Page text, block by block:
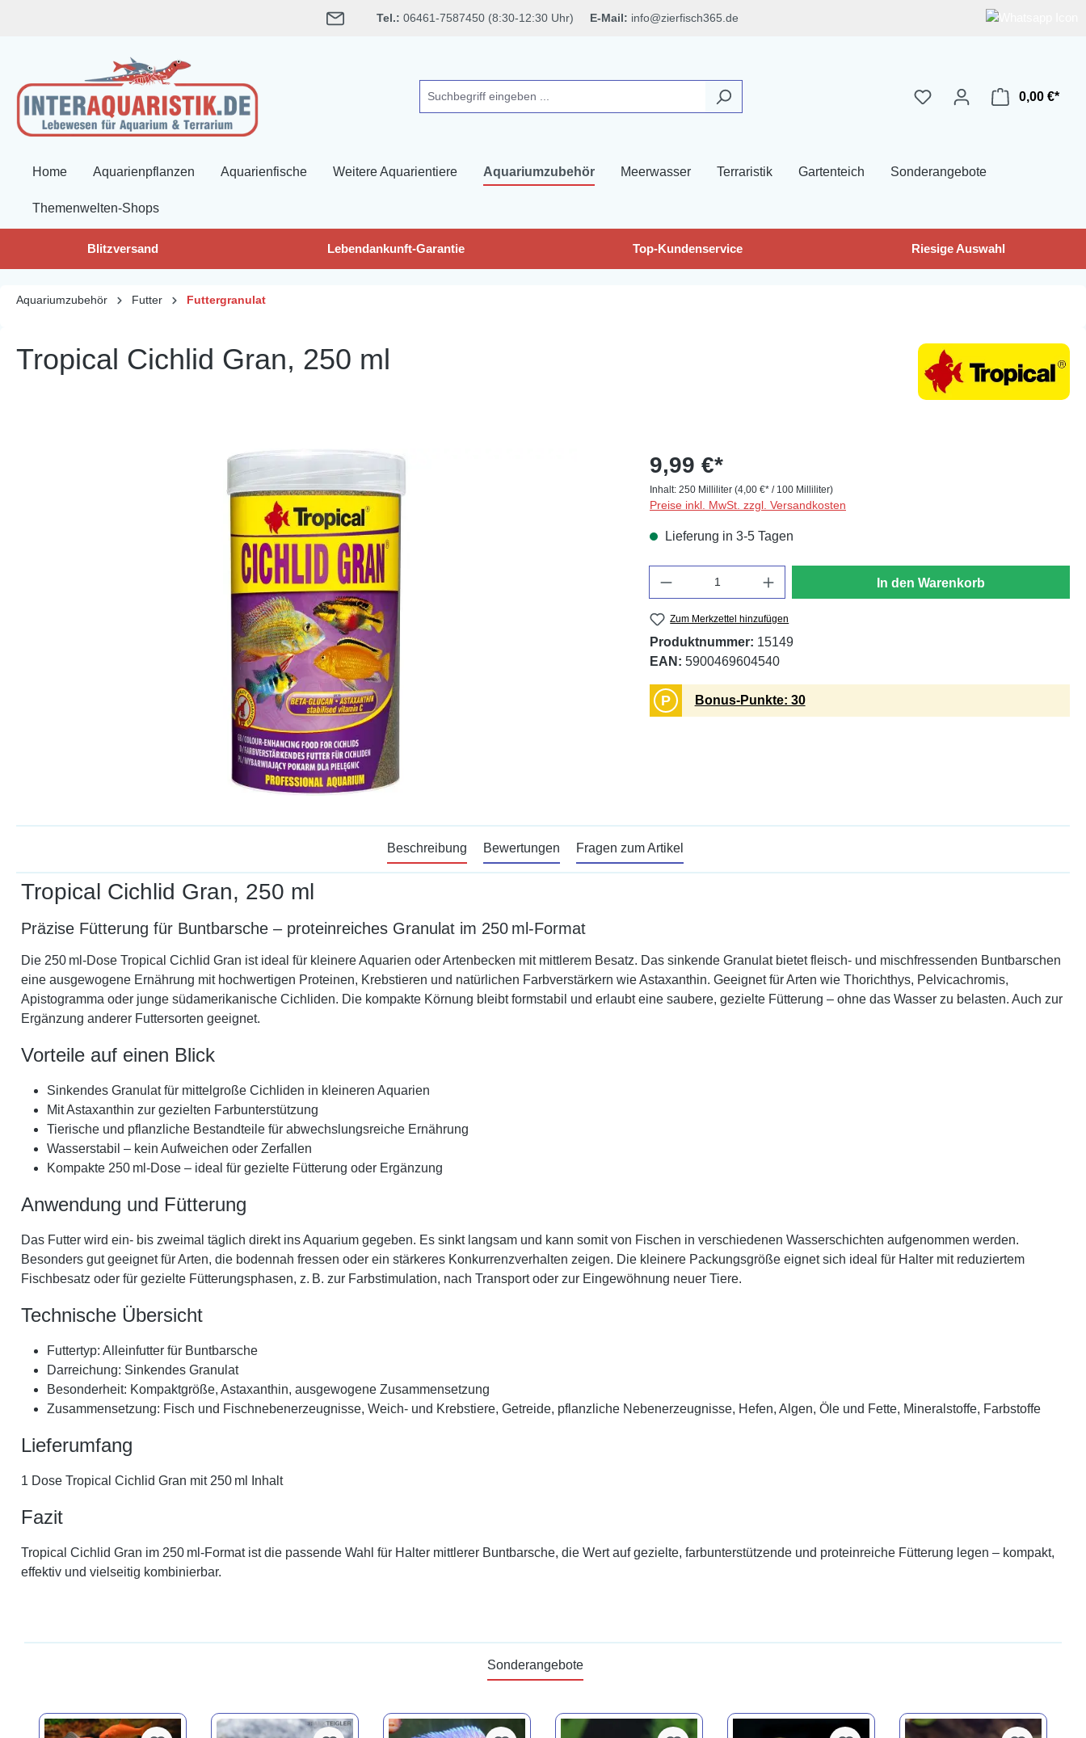
Tel.: 06461-7587450 (8:30-12:30 Uhr) E-Mail: info@zierfisch365.de
0,00 €*
Home Aquarienpflanzen Aquarienfische Weitere Aquarientiere Aquariumzubehör Meerwasser Terraristik Gartenteich Sonderangebote
Themenwelten-Shops
Blitzversand Lebendankunft-Garantie Top-Kundenservice Riesige Auswahl
Aquariumzubehör Futter Futtergranulat
Tropical Cichlid Gran, 250 ml
9,99 €*
Inhalt: 250 Milliliter (4,00 €* / 100 Milliliter)
Preise inkl. MwSt. zzgl. Versandkosten
Lieferung in 3-5 Tagen
In den Warenkorb
Zum Merkzettel hinzufügen
Produktnummer: 15149
EAN: 5900469604540
P Bonus-Punkte: 30
Beschreibung Bewertungen Fragen zum Artikel
Tropical Cichlid Gran, 250 ml
Präzise Fütterung für Buntbarsche – proteinreiches Granulat im 250 ml-Format
Die 250 ml-Dose Tropical Cichlid Gran ist ideal für kleinere Aquarien oder Artenbecken mit mittlerem Besatz. Das sinkende Granulat bietet fleisch- und mischfressenden Buntbarschen
eine ausgewogene Ernährung mit hochwertigen Proteinen, Krebstieren und natürlichen Farbverstärkern wie Astaxanthin. Geeignet für Arten wie Thorichthys, Pelvicachromis,
Apistogramma oder junge südamerikanische Cichliden. Die kompakte Körnung bleibt formstabil und erlaubt eine saubere, gezielte Fütterung – ohne das Wasser zu belasten. Auch zur
Ergänzung anderer Futtersorten geeignet.
Vorteile auf einen Blick
Sinkendes Granulat für mittelgroße Cichliden in kleineren Aquarien
Mit Astaxanthin zur gezielten Farbunterstützung
Tierische und pflanzliche Bestandteile für abwechslungsreiche Ernährung
Wasserstabil – kein Aufweichen oder Zerfallen
Kompakte 250 ml-Dose – ideal für gezielte Fütterung oder Ergänzung
Anwendung und Fütterung
Das Futter wird ein- bis zweimal täglich direkt ins Aquarium gegeben. Es sinkt langsam und kann somit von Fischen in verschiedenen Wasserschichten aufgenommen werden.
Besonders gut geeignet für Arten, die bodennah fressen oder ein stärkeres Konkurrenzverhalten zeigen. Die kleinere Packungsgröße eignet sich ideal für Halter mit reduziertem
Fischbesatz oder für gezielte Fütterungsphasen, z. B. zur Farbstimulation, nach Transport oder zur Eingewöhnung neuer Tiere.
Technische Übersicht
Futtertyp: Alleinfutter für Buntbarsche
Darreichung: Sinkendes Granulat
Besonderheit: Kompaktgröße, Astaxanthin, ausgewogene Zusammensetzung
Zusammensetzung: Fisch und Fischnebenerzeugnisse, Weich- und Krebstiere, Getreide, pflanzliche Nebenerzeugnisse, Hefen, Algen, Öle und Fette, Mineralstoffe, Farbstoffe
Lieferumfang
1 Dose Tropical Cichlid Gran mit 250 ml Inhalt
Fazit
Tropical Cichlid Gran im 250 ml-Format ist die passende Wahl für Halter mittlerer Buntbarsche, die Wert auf gezielte, farbunterstützende und proteinreiche Fütterung legen – kompakt,
effektiv und vielseitig kombinierbar.
Sonderangebote